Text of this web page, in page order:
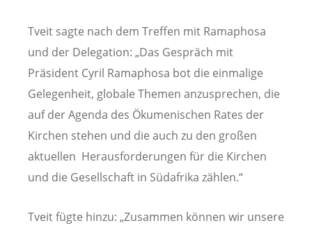
Tveit sagte nach dem Treffen mit Ramaphosa
und der Delegation: „Das Gespräch mit
Präsident Cyril Ramaphosa bot die einmalige
Gelegenheit, globale Themen anzusprechen, die
auf der Agenda des Ökumenischen Rates der
Kirchen stehen und die auch zu den großen
aktuellen Herausforderungen für die Kirchen
und die Gesellschaft in Südafrika zählen.“
Tveit fügte hinzu: „Zusammen können wir unsere